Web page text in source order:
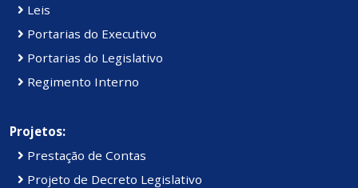
Leis
Portarias do Executivo
Portarias do Legislativo
Regimento Interno
Projetos:
Prestação de Contas
Projeto de Decreto Legislativo